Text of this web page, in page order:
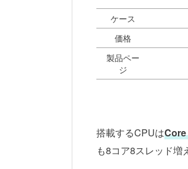
ケース
価格
製品ペー
ジ
搭載するCPUはCore
も8コア8スレッド増